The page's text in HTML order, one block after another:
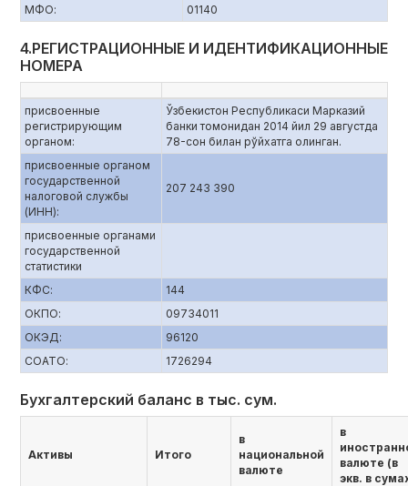
МФО:
01140
4.РЕГИСТРАЦИОННЫЕ И ИДЕНТИФИКАЦИОННЫЕ
НОМЕРА
присвоенные
регистрирующим
органом:
Ўзбекистон Республикаси Марказий
банки томонидан 2014 йил 29 августда
78-сон билан рўйхатга олинган.
присвоенные органом
государственной
налоговой службы
(ИНН):
207 243 390
присвоенные органами
государственной
статистики
КФС:
144
ОКПО:
09734011
ОКЭД:
96120
СОАТО:
1726294
Бухгалтерский баланс в тыс. сум.
Активы Итого
в
национальной
валюте
в
валюте (в
экв. в